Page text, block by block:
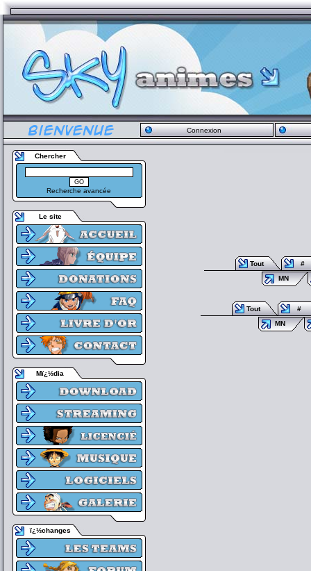
Connexion
Chercher
Recherche avancée
Le site
Mï¿½dia
ï¿½changes
Tout
#
MN
Tout
#
MN